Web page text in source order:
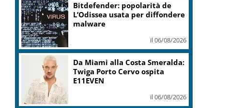
Bitdefender: popolarità de
L’Odissea usata per diffondere
malware
il 06/08/2026
Da Miami alla Costa Smeralda:
Twiga Porto Cervo ospita
E11EVEN
il 06/08/2026